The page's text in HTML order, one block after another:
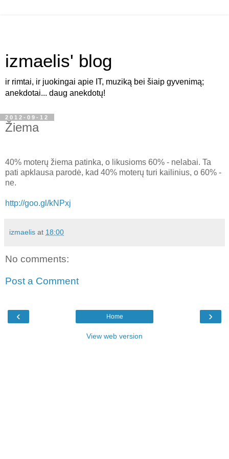
izmaelis' blog
ir rimtai, ir juokingai apie IT, muziką bei šiaip gyvenimą;
anekdotai... daug anekdotų!
2012-09-12
Žiema
40% moterų žiema patinka, o likusioms 60% - nelabai. Ta
pati apklausa parodė, kad 40% moterų turi kailinius, o 60% -
ne.
http://goo.gl/kNPxj
izmaelis at 18:00
No comments:
Post a Comment
‹ ›
Home
View web version